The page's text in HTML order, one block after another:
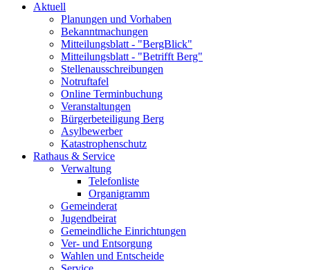
Aktuell
Planungen und Vorhaben
Bekanntmachungen
Mitteilungsblatt - "BergBlick"
Mitteilungsblatt - "Betrifft Berg"
Stellenausschreibungen
Notruftafel
Online Terminbuchung
Veranstaltungen
Bürgerbeteiligung Berg
Asylbewerber
Katastrophenschutz
Rathaus & Service
Verwaltung
Telefonliste
Organigramm
Gemeinderat
Jugendbeirat
Gemeindliche Einrichtungen
Ver- und Entsorgung
Wahlen und Entscheide